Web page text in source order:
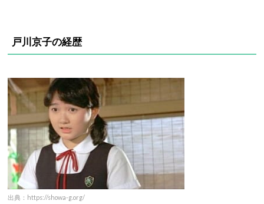
戸川京子の経歴
出典：https://showa-g.org/